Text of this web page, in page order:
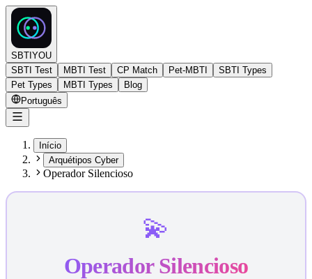
SBTIYOU
SBTI Test
MBTI Test CP Match Pet-MBTI
SBTI Types
Pet Types
MBTI Types
Blog
Português
Início
Arquétipos Cyber
Operador Silencioso
💫
Operador Silencioso